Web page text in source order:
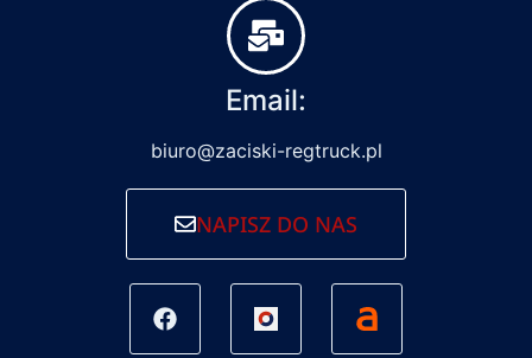
Email:
biuro@zaciski-regtruck.pl
NAPISZ DO NAS